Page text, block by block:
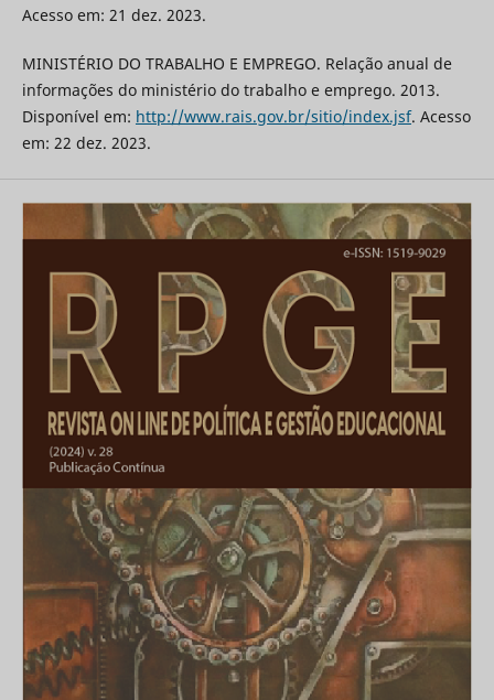
Acesso em: 21 dez. 2023.
MINISTÉRIO DO TRABALHO E EMPREGO. Relação anual de
informações do ministério do trabalho e emprego. 2013.
Disponível em: http://www.rais.gov.br/sitio/index.jsf. Acesso
em: 22 dez. 2023.